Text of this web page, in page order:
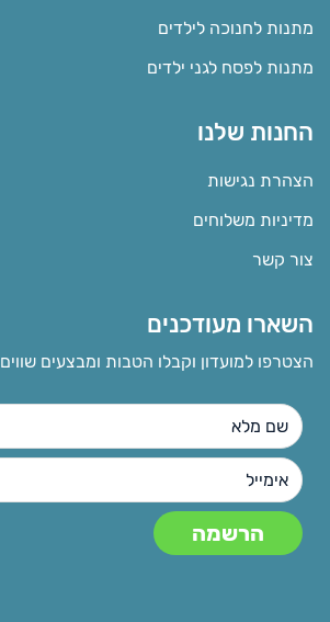
מתנות לחנוכה לילדים
מתנות לפסח לגני ילדים
החנות שלנו
הצהרת נגישות
מדיניות משלוחים
צור קשר
השארו מעודכנים
הצטרפו למועדון וקבלו הטבות ומבצעים שווים